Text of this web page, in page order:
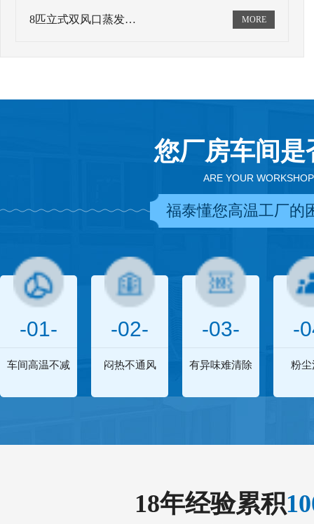
8匹立式双风口蒸发…
您厂房车间
ARE YOUR
福泰懂您高温工厂的
-01-
车间高温不减
-02-
闷热不通风
-03-
有异味难清除
-
粉尘
18年经验累积